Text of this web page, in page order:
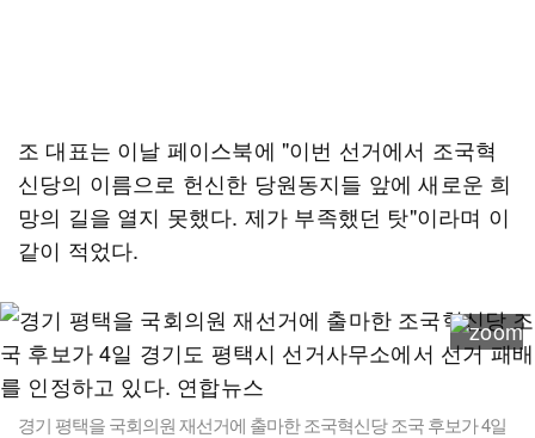
조 대표는 이날 페이스북에 "이번 선거에서 조국혁
신당의 이름으로 헌신한 당원동지들 앞에 새로운 희
망의 길을 열지 못했다. 제가 부족했던 탓"이라며 이
같이 적었다.
경기 평택을 국회의원 재선거에 출마한 조국혁신당 조국 후보가 4일